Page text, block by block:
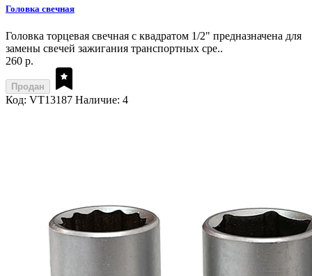
Головка свечная
Головка торцевая свечная с квадратом 1/2" предназначена для
замены свечей зажигания транспортных сре..
260 р.
Продан
Код: VT13187 Наличие: 4